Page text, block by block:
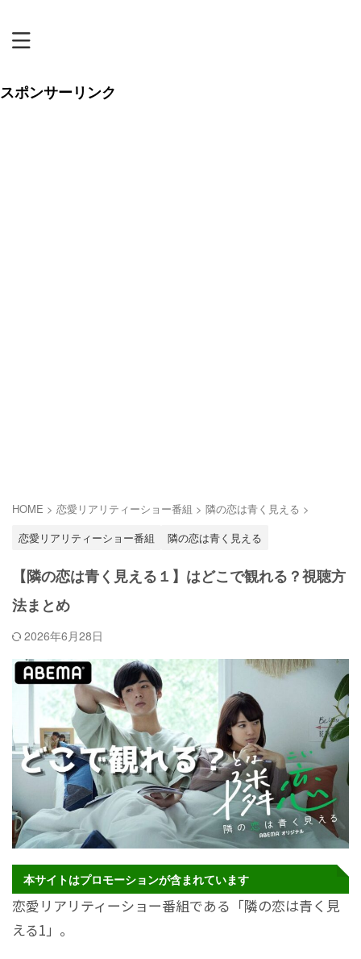
スポンサーリンク
HOME > 恋愛リアリティーショー番組 > 隣の恋は青く見える >
恋愛リアリティーショー番組
隣の恋は青く見える
【隣の恋は青く見える１】はどこで観れる？視聴方
法まとめ
2026年6月28日
本サイトはプロモーションが含まれています
恋愛リアリティーショー番組である「隣の恋は青く見
える1」。